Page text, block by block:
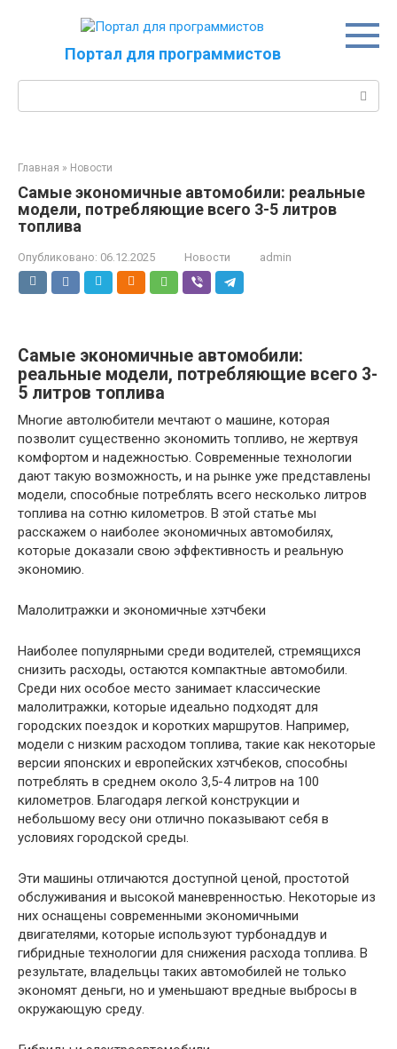
Портал для программистов
Главная » Новости
Самые экономичные автомобили: реальные
модели, потребляющие всего 3-5 литров
топлива
Опубликовано: 06.12.2025 Новости admin
Самые экономичные автомобили:
реальные модели, потребляющие всего 3-
5 литров топлива
Многие автолюбители мечтают о машине, которая
позволит существенно экономить топливо, не жертвуя
комфортом и надежностью. Современные технологии
дают такую возможность, и на рынке уже представлены
модели, способные потреблять всего несколько литров
топлива на сотню километров. В этой статье мы
расскажем о наиболее экономичных автомобилях,
которые доказали свою эффективность и реальную
экономию.
Малолитражки и экономичные хэтчбеки
Наиболее популярными среди водителей, стремящихся
снизить расходы, остаются компактные автомобили.
Среди них особое место занимает классические
малолитражки, которые идеально подходят для
городских поездок и коротких маршрутов. Например,
модели с низким расходом топлива, такие как некоторые
версии японских и европейских хэтчбеков, способны
потреблять в среднем около 3,5-4 литров на 100
километров. Благодаря легкой конструкции и
небольшому весу они отлично показывают себя в
условиях городской среды.
Эти машины отличаются доступной ценой, простотой
обслуживания и высокой маневренностью. Некоторые из
них оснащены современными экономичными
двигателями, которые используют турбонаддув и
гибридные технологии для снижения расхода топлива. В
результате, владельцы таких автомобилей не только
экономят деньги, но и уменьшают вредные выбросы в
окружающую среду.